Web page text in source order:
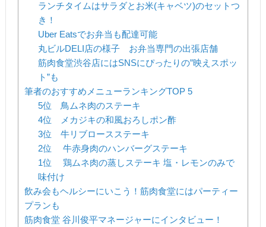
ランチタイムはサラダとお米(キャベツ)のセットつ
き！
Uber Eatsでお弁当も配達可能
丸ビルDELI店の様子 お弁当専門の出張店舗
筋肉食堂渋谷店にはSNSにぴったりの”映えスポッ
ト”も
筆者のおすすめメニューランキングTOP 5
5位 鳥ムネ肉のステーキ
4位 メカジキの和風おろしポン酢
3位 牛リブロースステーキ
2位 牛赤身肉のハンバーグステーキ
1位 鶏ムネ肉の蒸しステーキ 塩・レモンのみで
味付け
飲み会もヘルシーにいこう！筋肉食堂にはパーティー
プランも
筋肉食堂 谷川俊平マネージャーにインタビュー！